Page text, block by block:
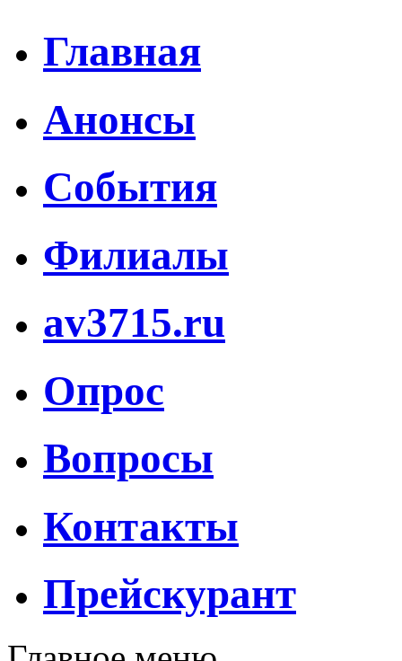
Главная
Анонсы
События
Филиалы
av3715.ru
Опрос
Вопросы
Контакты
Прейскурант